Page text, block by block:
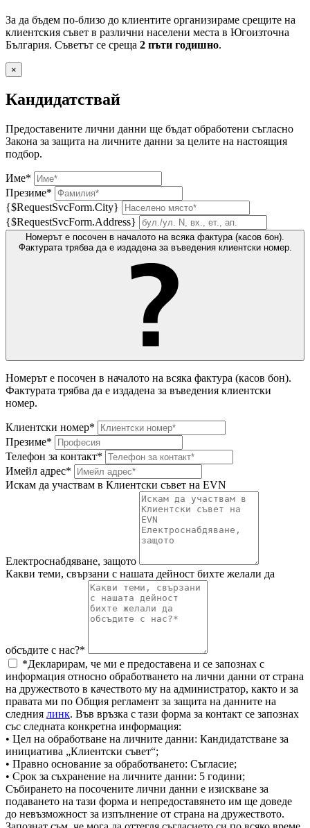
За да бъдем по-близо до клиентите организираме срещите на
клиентския съвет в различни населени места в Югоизточна
България. Съветът се среща 2 пъти годишно.
×
Кандидатствай
Предоставените лични данни ще бъдат обработени съгласно
Закона за защита на личните данни за целите на настоящия
подбор.
Име*
Презиме*
{$RequestSvcForm.City}
{$RequestSvcForm.Address}
Номерът е посочен в началото на всяка фактура (касов бон).
Фактурата трябва да е издадена за въведения клиентски номер.
Номерът е посочен в началото на всяка фактура (касов бон).
Фактурата трябва да е издадена за въведения клиентски
номер.
Клиентски номер*
Презиме*
Телефон за контакт*
Имейл адрес*
Искам да участвам в Клиентски съвет на EVN
Електроснабдяване, защото
Какви теми, свързани с нашата дейност бихте желали да
обсъдите с нас?*
*Декларирам, че ми е предоставена и се запознах с
информация относно обработването на лични данни от страна
на дружеството в качеството му на администратор, както и за
правата ми по Общия регламент за защита на данните на
следния линк. Във връзка с тази форма за контакт се запознах
със следната конкретна информация:
• Цел на обработване на личните данни: Кандидатстване за
инициатива „Клиентски съвет“;
• Правно основание за обработването: Съгласие;
• Срок за съхранение на личните данни: 5 години;
Събирането на посочените лични данни е изискване за
подаването на тази форма и непредоставянето им ще доведе
до невъзможност за изпълнение от страна на дружеството.